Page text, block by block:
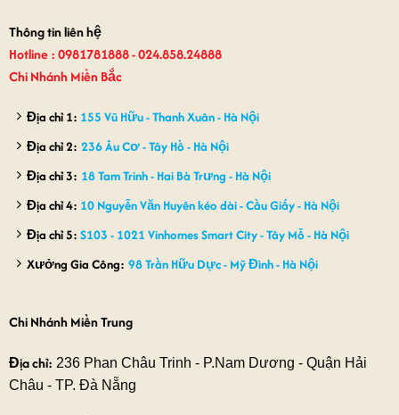
Thông tin liên hệ
Hotline : 0981781888 - 024.858.24888
Chi Nhánh Miền Bắc
Địa chỉ 1: 155 Vũ Hữu - Thanh Xuân - Hà Nội
Địa chỉ 2: 236 Âu Cơ - Tây Hồ - Hà Nội
Địa chỉ 3: 18 Tam Trinh - Hai Bà Trưng - Hà Nội
Địa chỉ 4: 10 Nguyễn Văn Huyên kéo dài - Cầu Giấy - Hà Nội
Địa chỉ 5: S103 - 1021 Vinhomes Smart City - Tây Mỗ - Hà Nội
Xưởng Gia Công: 98 Trần Hữu Dực - Mỹ Đình - Hà Nội
Chi Nhánh Miền Trung
Địa chỉ: 236 Phan Châu Trinh - P.Nam Dương - Quận Hải
Châu - TP. Đà Nẵng